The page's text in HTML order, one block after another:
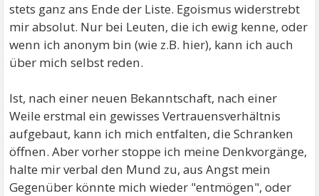
stets ganz ans Ende der Liste. Egoismus widerstrebt
mir absolut. Nur bei Leuten, die ich ewig kenne, oder
wenn ich anonym bin (wie z.B. hier), kann ich auch
über mich selbst reden.
Ist, nach einer neuen Bekanntschaft, nach einer
Weile erstmal ein gewisses Vertrauensverhältnis
aufgebaut, kann ich mich entfalten, die Schranken
öffnen. Aber vorher stoppe ich meine Denkvorgänge,
halte mir verbal den Mund zu, aus Angst mein
Gegenüber könnte mich wieder "entmögen", oder